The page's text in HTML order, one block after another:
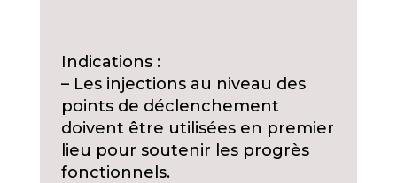
Indications :
– Les injections au niveau des
points de déclenchement
doivent être utilisées en premier
lieu pour soutenir les progrès
fonctionnels.